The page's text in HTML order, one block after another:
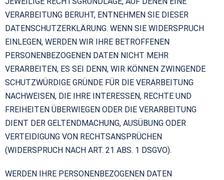
VERARBEITUNG BERUHT, ENTNEHMEN SIE DIESER
DATENSCHUTZERKLÄRUNG. WENN SIE WIDERSPRUCH
EINLEGEN, WERDEN WIR IHRE BETROFFENEN
PERSONENBEZOGENEN DATEN NICHT MEHR
VERARBEITEN, ES SEI DENN, WIR KÖNNEN ZWINGENDE
SCHUTZWÜRDIGE GRÜNDE FÜR DIE VERARBEITUNG
NACHWEISEN, DIE IHRE INTERESSEN, RECHTE UND
FREIHEITEN ÜBERWIEGEN ODER DIE VERARBEITUNG
DIENT DER GELTENDMACHUNG, AUSÜBUNG ODER
VERTEIDIGUNG VON RECHTSANSPRÜCHEN
(WIDERSPRUCH NACH ART. 21 ABS. 1 DSGVO).
WERDEN IHRE PERSONENBEZOGENEN DATEN